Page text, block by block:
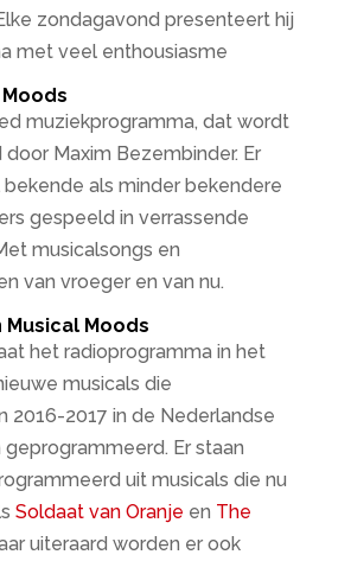
zondagavond presenteert hij
met veel enthousiasme
muziekprogramma, dat wordt
Maxim Bezembinder. Er
als minder bekendere
gespeeld in verrassende
musicalsongs en
van vroeger en van nu.
Musical Moods
het radioprogramma in het
musicals die
2016-2017 in de Nederlandse
Er staan
uit musicals die nu
Soldaat van Oranje en The
uiteraard worden er ook